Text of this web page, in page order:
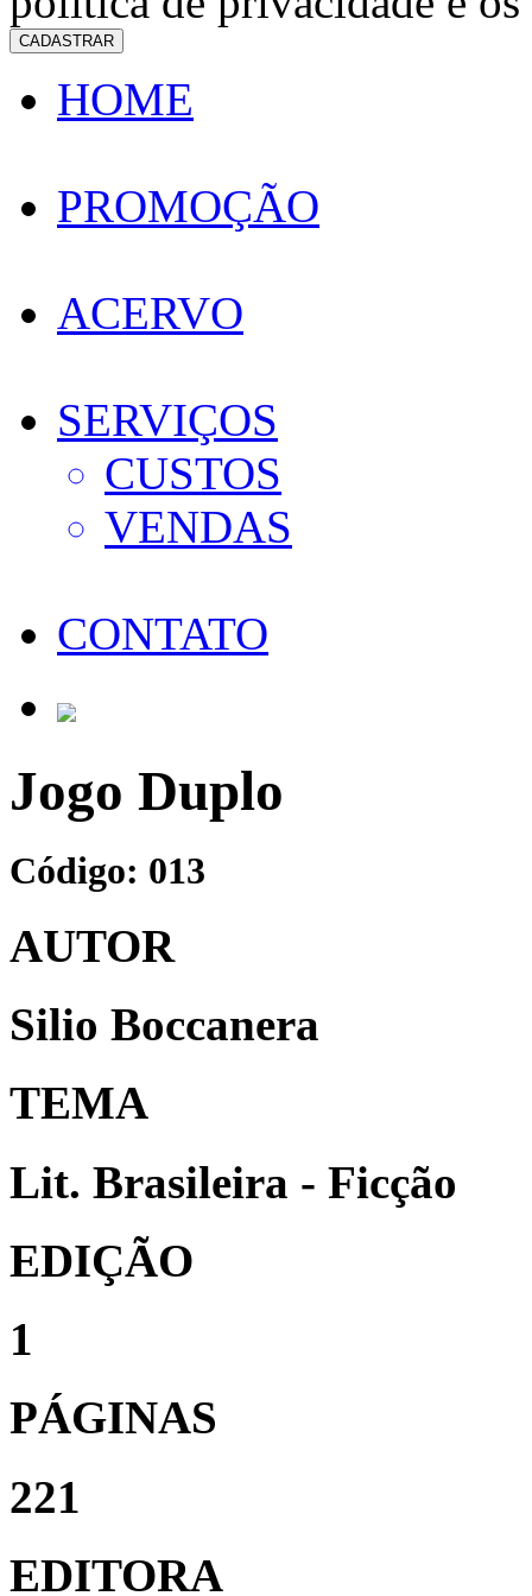
CADASTRAR
HOME
PROMOÇÃO
ACERVO
SERVIÇOS
CUSTOS
VENDAS
CONTATO
Jogo Duplo
Código: 013
AUTOR
Silio Boccanera
TEMA
Lit. Brasileira - Ficção
EDIÇÃO
1
PÁGINAS
221
EDITORA